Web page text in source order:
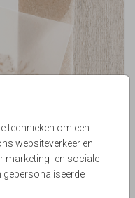
technieken om een
websiteverkeer en
marketing- en sociale
gepersonaliseerde